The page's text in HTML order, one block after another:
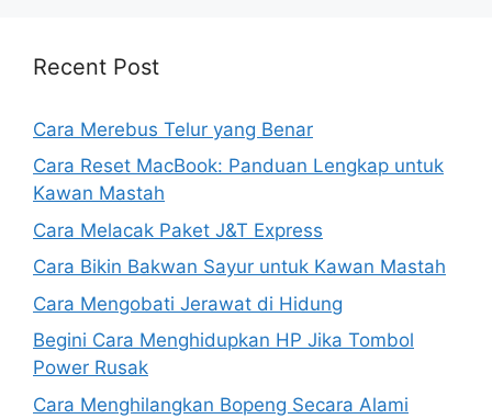
Recent Post
Cara Merebus Telur yang Benar
Cara Reset MacBook: Panduan Lengkap untuk
Kawan Mastah
Cara Melacak Paket J&T Express
Cara Bikin Bakwan Sayur untuk Kawan Mastah
Cara Mengobati Jerawat di Hidung
Begini Cara Menghidupkan HP Jika Tombol
Power Rusak
Cara Menghilangkan Bopeng Secara Alami